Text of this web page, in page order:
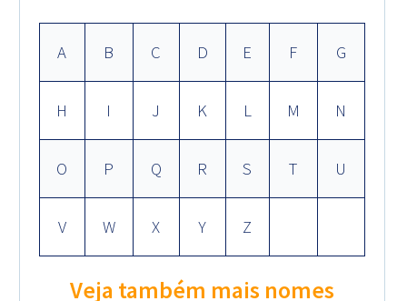
A B C D E F G
H I J K L M N
O P Q R S T U
V W X Y Z
Veja também mais nomes